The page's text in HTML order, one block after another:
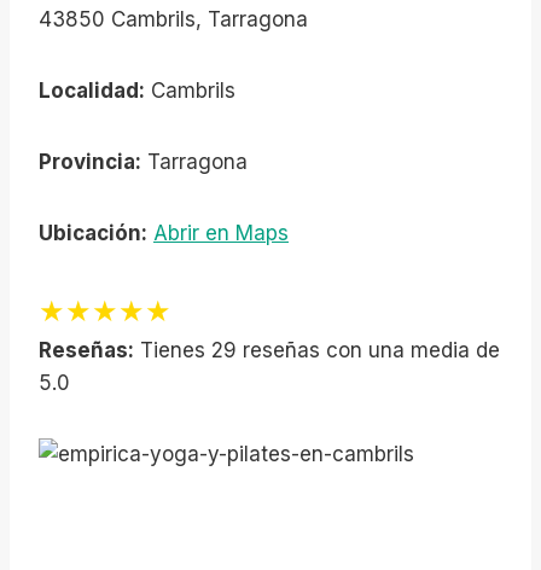
43850 Cambrils, Tarragona
Localidad: Cambrils
Provincia: Tarragona
Ubicación: Abrir en Maps
★★★★★
Reseñas: Tienes 29 reseñas con una media de
5.0